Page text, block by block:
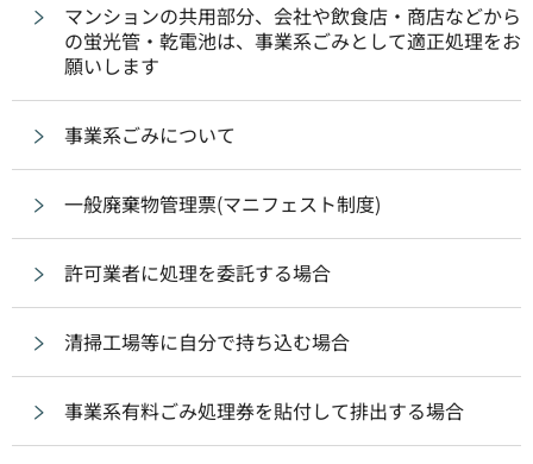
マンションの共用部分、会社や飲食店・商店などから
の蛍光管・乾電池は、事業系ごみとして適正処理をお
願いします
事業系ごみについて
一般廃棄物管理票(マニフェスト制度)
許可業者に処理を委託する場合
清掃工場等に自分で持ち込む場合
事業系有料ごみ処理券を貼付して排出する場合